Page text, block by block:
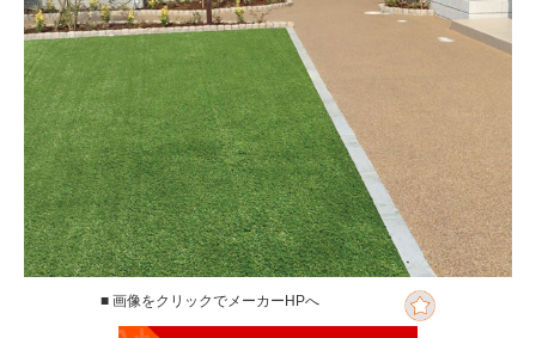
■ 画像をクリックでメーカーHPへ